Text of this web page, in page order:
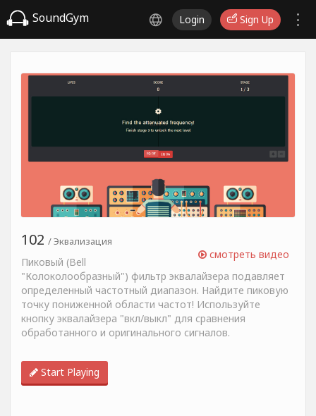
SoundGym Login Sign Up
смотреть видео
102 / Эквализация
Пиковый (Bell
"Колоколообразный") фильтр эквалайзера подавляет
определенный частотный диапазон. Найдите пиковую
точку пониженной области частот! Используйте
кнопку эквалайзера "вкл/выкл" для сравнения
обработанного и оригинального сигналов.
Start Playing